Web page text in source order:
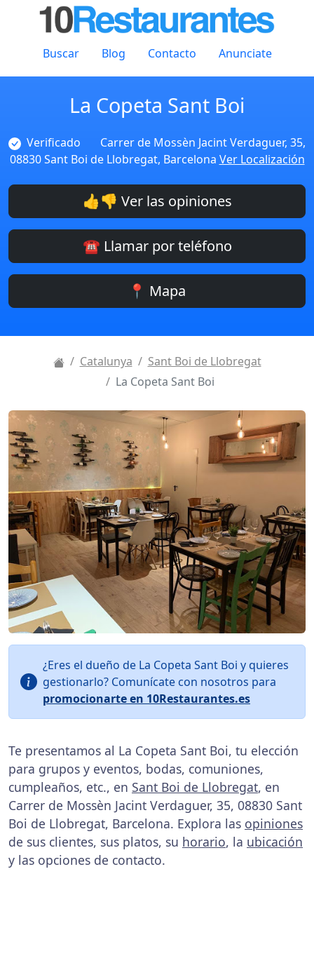
Buscar Blog Contacto Anunciate
La Copeta Sant Boi
Verificado
Carrer de Mossèn Jacint Verdaguer, 35,
08830 Sant Boi de Llobregat, Barcelona Ver Localización
👍👎 Ver las opiniones
☎️ Llamar por teléfono
📍 Mapa
Catalunya
Sant Boi de Llobregat
La Copeta Sant Boi
¿Eres el dueño de La Copeta Sant Boi y quieres
gestionarlo? Comunícate con nosotros para
promocionarte en 10Restaurantes.es
Te presentamos al La Copeta Sant Boi, tu elección
para grupos y eventos, bodas, comuniones,
cumpleaños, etc., en Sant Boi de Llobregat, en
Carrer de Mossèn Jacint Verdaguer, 35, 08830 Sant
Boi de Llobregat, Barcelona. Explora las opiniones
de sus clientes, sus platos, su horario, la ubicación
y las opciones de contacto.